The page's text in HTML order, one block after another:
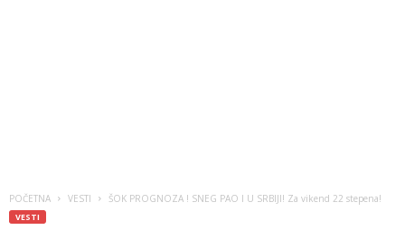
POČETNA VESTI ŠOK PROGNOZA ! SNEG PAO I U SRBIJI! Za vikend 22 stepena!
VESTI